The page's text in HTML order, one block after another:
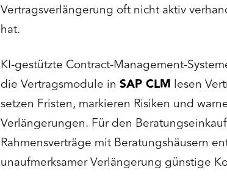
Vertragsverlängerung oft nicht aktiv
hat.
KI-gestützte Contract-Management-
die Vertragsmodule in SAP CLM lesen
setzen Fristen, markieren Risiken und
Verlängerungen. Für den
Rahmensverträge mit Beratungshäusern
unaufmerksamer Verlängerung günstige